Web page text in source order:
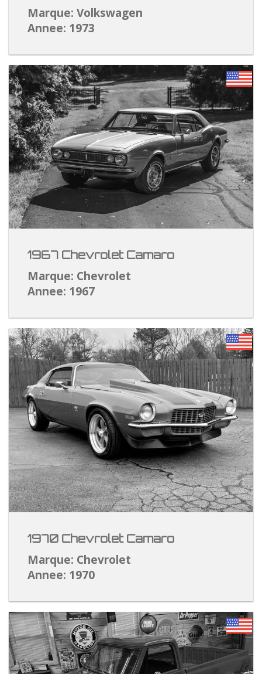
Marque: Volkswagen
Annee: 1973
1967 Chevrolet Camaro
Marque: Chevrolet
Annee: 1967
1970 Chevrolet Camaro
Marque: Chevrolet
Annee: 1970